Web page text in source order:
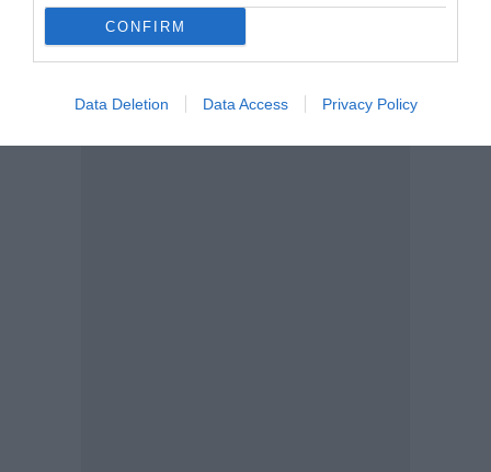
CONFIRM
Data Deletion Data Access Privacy Policy